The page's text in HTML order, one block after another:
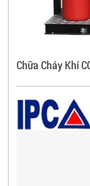
Chữa Cháy Khí